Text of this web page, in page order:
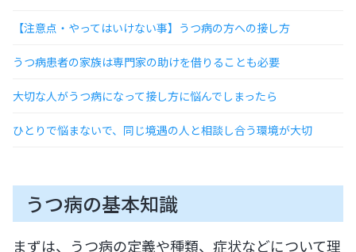
【注意点・やってはいけない事】うつ病の方への接し方
うつ病患者の家族は専門家の助けを借りることも必要
大切な人がうつ病になって接し方に悩んでしまったら
ひとりで悩まないで、同じ境遇の人と相談し合う環境が大切
うつ病の基本知識
まずは、うつ病の定義や種類、症状などについて理